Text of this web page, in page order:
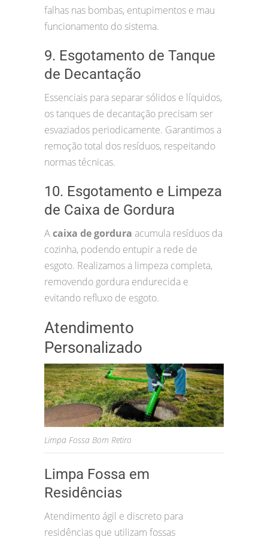
falhas nas bombas, entupimentos e mau
funcionamento do sistema.
9. Esgotamento de Tanque
de Decantação
Essenciais para separar sólidos e líquidos,
os tanques de decantação precisam ser
esvaziados periodicamente. Garantimos a
remoção total dos resíduos, respeitando
normas técnicas.
10. Esgotamento e Limpeza
de Caixa de Gordura
Acaixa de gordura acumula resíduos da
cozinha, podendo entupir a rede de
esgoto. Realizamos a limpeza completa,
removendo gordura endurecida e
evitando refluxo de esgoto.
Atendimento
Personalizado
Limpa Fossa Bom Retiro
Limpa Fossa em
Residências
Atendimento ágil e discreto para
residências que utilizam fossas